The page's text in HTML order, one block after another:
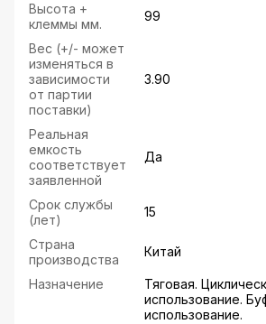
Высота +
клеммы мм.
99
Вес (+/- может
изменяться в
зависимости
от партии
поставки)
3.90
Реальная
емкость
соответствует
заявленной
Да
Срок службы
(лет)
15
Страна
производства
Китай
Назначение
Тяговая.
использование.
использование.